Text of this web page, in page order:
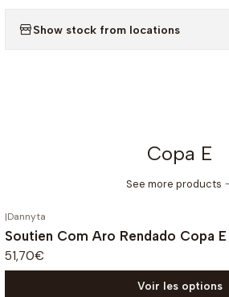
Show stock from locations
Copa E
See more products
|Dannyta
Soutien Com Aro Rendado Copa E
51,70€
Voir les options